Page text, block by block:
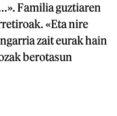
Familia guztiaren
«Eta nire
zait eurak hain
berotasun